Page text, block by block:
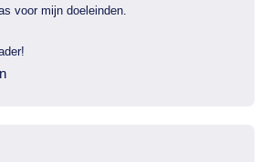
voor mijn doeleinden.